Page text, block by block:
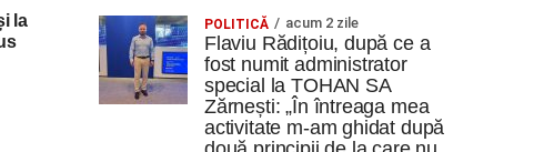
la
POLITICĂ acum 2 zile
Flaviu Rădițoiu, după ce a
fost numit administrator
special la TOHAN SA
Zărnești: „În întreaga mea
activitate m-am ghidat după